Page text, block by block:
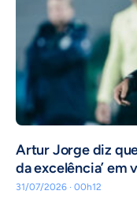
Artur Jorge diz
da excelência’
31/07/2026 · 00h12